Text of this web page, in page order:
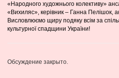
«Народного художнього колективу»
«Вихиляс», керівник – Ганна Пелішок,
Висловлюємо щиру подяку всім за
культурної спадщини України!
Обсуждение закрыто.